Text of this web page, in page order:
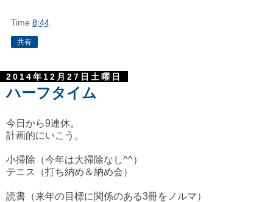
Time 8:44
共有
2014年12月27日土曜日
ハーフタイム
今日から9連休。
計画的にいこう。
小掃除（今年は大掃除なし^^）
テニス（打ち納め＆納め会）
読書（来年の目標に関係のある3冊をノルマ）